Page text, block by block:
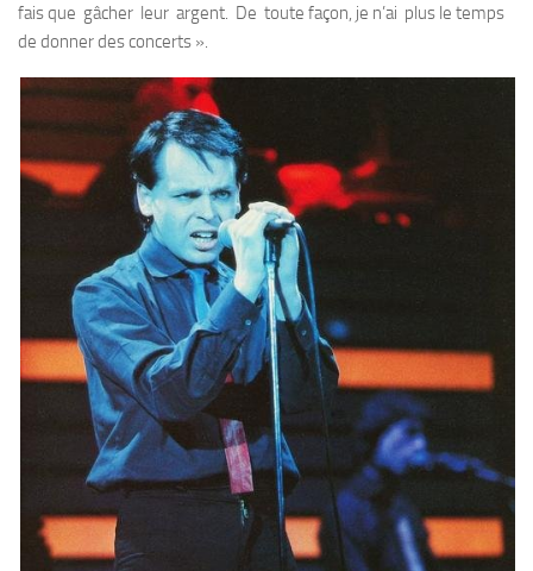
fais que gâcher leur argent. De toute façon, je n’ai plus le temps
de don­ner des concerts ».